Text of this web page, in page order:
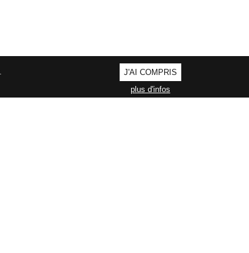
J'AI COMPRIS
plus d'infos